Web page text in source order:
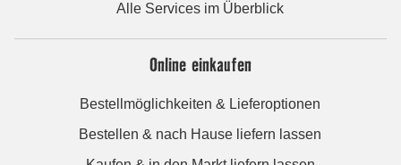
Alle Services im Überblick
Online einkaufen
Bestellmöglichkeiten & Lieferoptionen
Bestellen & nach Hause liefern lassen